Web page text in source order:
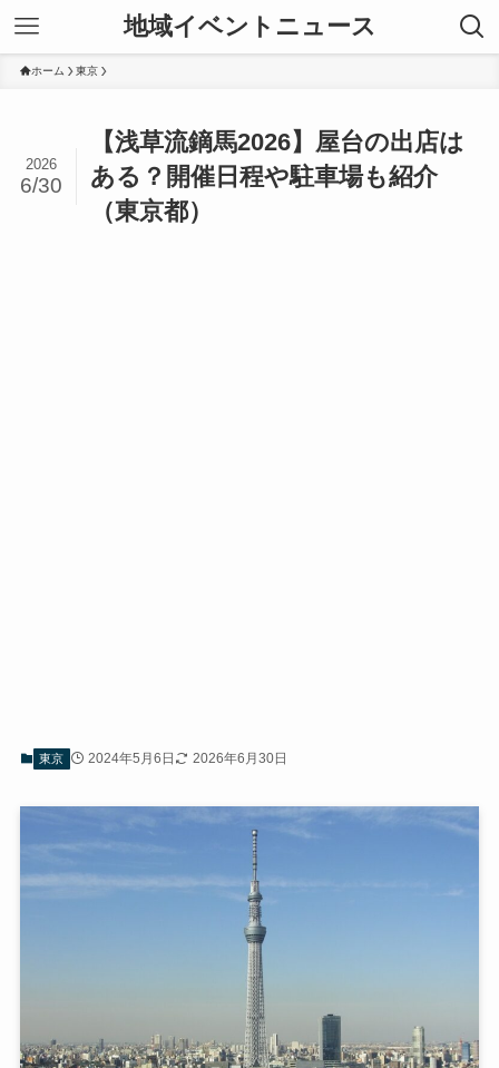
地域イベントニュース
ホーム 東京
【浅草流鏑馬2026】屋台の出店は
ある？開催日程や駐車場も紹介
（東京都）
2026
6/30
東京 2024年5月6日 2026年6月30日